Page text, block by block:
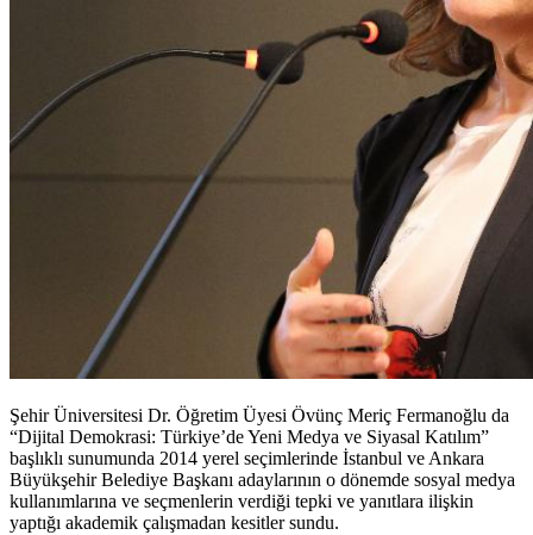
Şehir Üniversitesi Dr. Öğretim Üyesi Övünç Meriç Fermanoğlu da
“Dijital Demokrasi: Türkiye’de Yeni Medya ve Siyasal Katılım”
başlıklı sunumunda 2014 yerel seçimlerinde İstanbul ve Ankara
Büyükşehir Belediye Başkanı adaylarının o dönemde sosyal medya
kullanımlarına ve seçmenlerin verdiği tepki ve yanıtlara ilişkin
yaptığı akademik çalışmadan kesitler sundu.